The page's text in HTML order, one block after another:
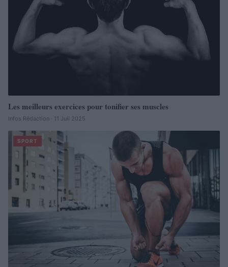
Les meilleurs exercices pour tonifier ses muscles
Infos Rédaction · 11 Juil 2025
SPORT